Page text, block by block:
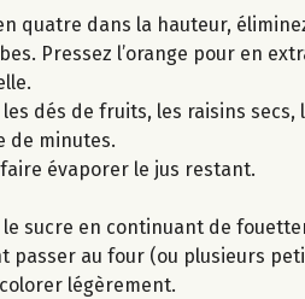
quatre dans la hauteur,
Pressez l’orange pour en
dés de fruits, les raisins
de minutes.
évaporer le jus restant.
sucre en continuant de
passer au four (ou plusieurs
légèrement.